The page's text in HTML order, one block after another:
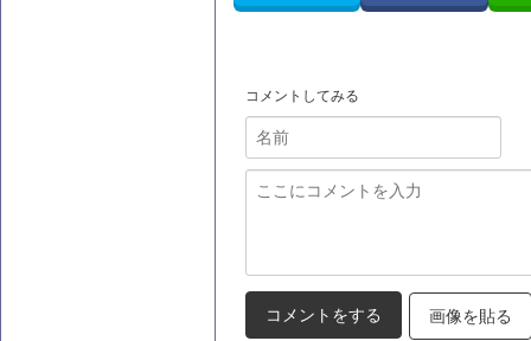
コメントしてみる
画像を貼る